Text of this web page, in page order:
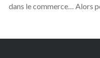
dans le commerce… Alors